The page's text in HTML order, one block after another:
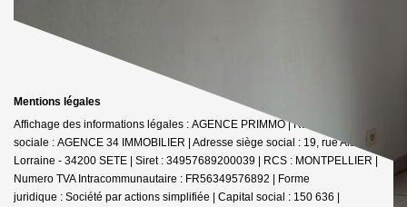
Mentions légales
Affichage des informations légales : AGENCE PRIMMO | Raison
sociale : AGENCE 34 IMMOBILIER | Adresse siège social : 19, rue Alsace
Lorraine - 34200 SETE | Siret : 34957689200039 | RCS : MONTPELLIER |
Numero TVA Intracommunautaire : FR56349576892 | Forme
juridique : Société par actions simplifiée | Capital social : 150 636 |